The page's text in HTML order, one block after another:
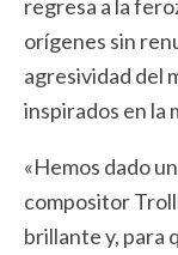
regresa a la
orígenes sin
agresividad del
inspirados en la
«Hemos dado
compositor
brillante y, para